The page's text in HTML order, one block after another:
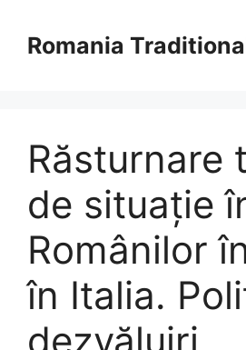
conținutRomania
Răsturnare
de situație
Românilor
în Italia.
dezvăluiri